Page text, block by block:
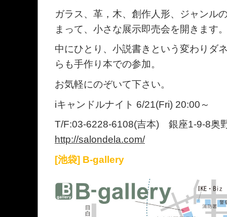
ガラス、革，木、創作人形、ジャンル
まって、小さな展示即売会を開きます
中にひとり、小説書きという変わりダ
らも手作り本での参加。
お気軽にのぞいて下さい。
iキャンドルナイト 6/21(Fri) 20:00～
T/F:03-6228-6108(吉本) 銀座1-9-8
http://salondela.com/
[池袋] B-gallery